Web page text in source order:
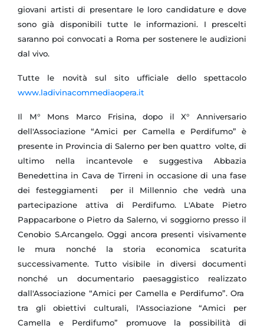
giovani artisti di presentare le loro candidature e dove
sono già disponibili tutte le informazioni. I prescelti
saranno poi convocati a Roma per sostenere le audizioni
dal vivo.
Tutte le novità sul sito ufficiale dello spettacolo
www.ladivinacommediaopera.it
Il M° Mons Marco Frisina, dopo il X° Anniversario
dell'Associazione “Amici per Camella e Perdifumo” è
presente in Provincia di Salerno per ben quattro volte, di
ultimo nella incantevole e suggestiva Abbazia
Benedettina in Cava de Tirreni in occasione di una fase
dei festeggiamenti per il Millennio che vedrà una
partecipazione attiva di Perdifumo. L'Abate Pietro
Pappacarbone o Pietro da Salerno, vi soggiorno presso il
Cenobio S.Arcangelo. Oggi ancora presenti visivamente
le mura nonché la storia economica scaturita
successivamente. Tutto visibile in diversi documenti
nonché un documentario paesaggistico realizzato
dall'Associazione “Amici per Camella e Perdifumo”. Ora
tra gli obiettivi culturali, l'Associazione “Amici per
Camella e Perdifumo” promuove la possibilità di